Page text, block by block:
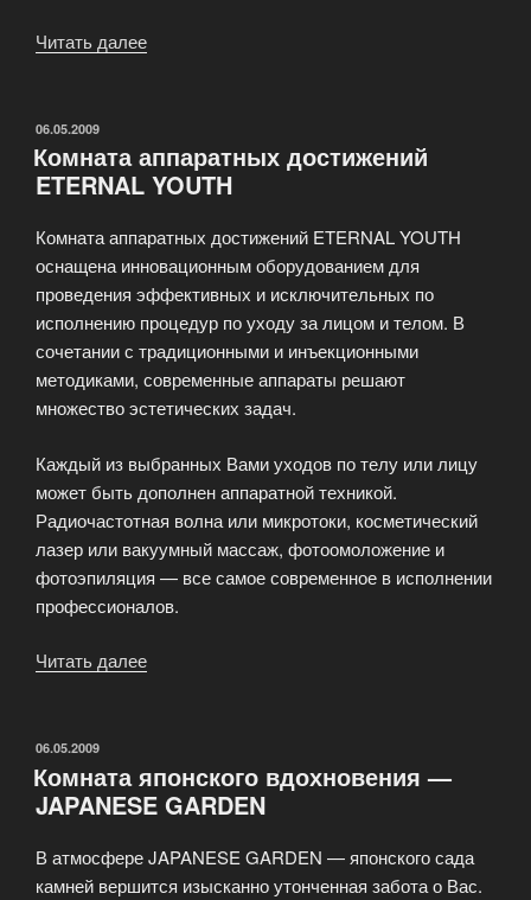
Читать далее
мужчин
экстра
ОПУБЛИКОВАНО
06.05.2009
Комната аппаратных достижений
ETERNAL YOUTH
Комната аппаратных достижений ETERNAL YOUTH
оснащена инновационным оборудованием для
проведения эффективных и исключительных по
исполнению процедур по уходу за лицом и телом. В
сочетании с традиционными и инъекционными
методиками, современные аппараты решают
множество эстетических задач.
Каждый из выбранных Вами уходов по телу или лицу
может быть дополнен аппаратной техникой.
Радиочастотная волна или микротоки, косметический
лазер или вакуумный массаж, фотоомоложение и
фотоэпиляция — все самое современное в исполнении
профессионалов.
Читать далее
YOUTH»
ОПУБЛИКОВАНО
06.05.2009
Комната японского вдохновения —
JAPANESE GARDEN
В атмосфере JAPANESE GARDEN — японского сада
камней вершится изысканно утонченная забота о Вас.